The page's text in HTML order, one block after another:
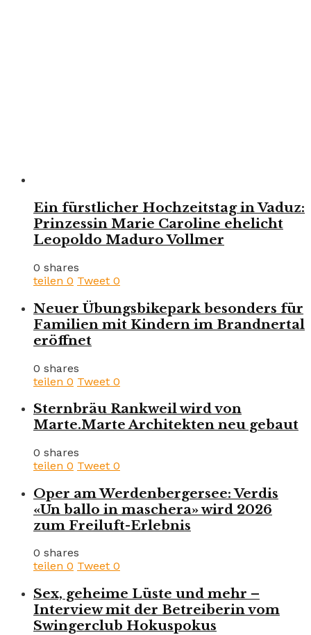
Ein fürstlicher Hochzeitstag in Vaduz:
Prinzessin Marie Caroline ehelicht
Leopoldo Maduro Vollmer
0 shares
teilen 0 Tweet 0
Neuer Übungsbikepark besonders für
Familien mit Kindern im Brandnertal
eröffnet
0 shares
teilen 0 Tweet 0
Sternbräu Rankweil wird von
Marte.Marte Architekten neu gebaut
0 shares
teilen 0 Tweet 0
Oper am Werdenbergersee: Verdis
«Un ballo in maschera» wird 2026
zum Freiluft-Erlebnis
0 shares
teilen 0 Tweet 0
Sex, geheime Lüste und mehr –
Interview mit der Betreiberin vom
Swingerclub Hokuspokus